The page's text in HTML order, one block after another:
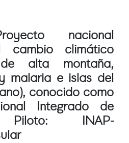
nacional
cambio climático
de alta montaña,
malaria e islas del
conocido como
Integrado de
Piloto: INAP-